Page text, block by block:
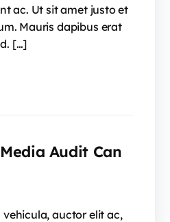
ac. Ut sit amet justo et
Mauris dapibus erat
[…]
Audit Can
auctor elit ac,